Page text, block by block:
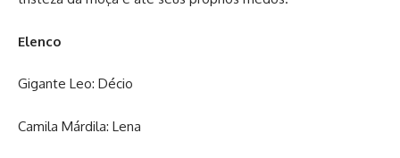
Elenco
Gigante Leo: Décio
Camila Márdila: Lena